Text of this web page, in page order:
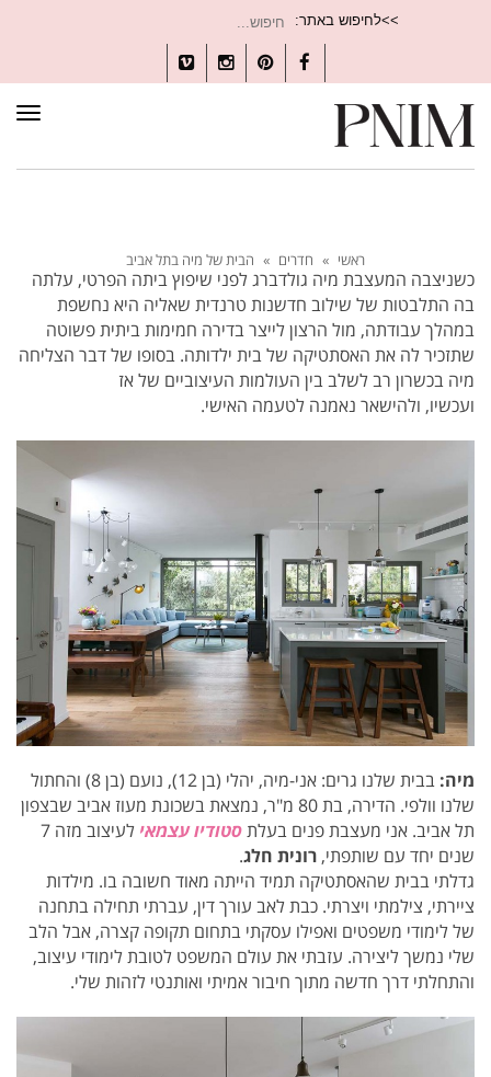
>>לחיפוש באתר:
עבור:
Facebook
Pinterest
Instagram
Vimeo
ראשי » חדרים » הבית של מיה בתל אביב
כשניצבה המעצבת מיה גולדברג לפני שיפוץ ביתה הפרטי, עלתה
בה התלבטות של שילוב חדשנות טרנדית שאליה היא נחשפת
במהלך עבודתה, מול הרצון לייצר בדירה חמימות ביתית פשוטה
שתזכיר לה את האסתטיקה של בית ילדותה. בסופו של דבר הצליחה
מיה בכשרון רב לשלב בין העולמות העיצוביים של אז
ועכשיו, ולהישאר נאמנה לטעמה האישי.
מיה:
בבית שלנו גרים: אני-מיה, יהלי (בן 12), נועם (בן 8) והחתול
שלנו וולפי. הדירה, בת 80 מ"ר, נמצאת בשכונת מעוז אביב שבצפון
תל אביב. אני מעצבת פנים בעלתסטודיו עצמאי
לעיצוב מזה 7
שנים יחד עם שותפתי, רונית חלג.
גדלתי בבית שהאסתטיקה תמיד הייתה מאוד חשובה בו. מילדות
ציירתי, צילמתי ויצרתי. כבת לאב עורך דין, עברתי תחילה בתחנה
של לימודי משפטים ואפילו עסקתי בתחום תקופה קצרה, אבל הלב
שלי נמשך ליצירה. עזבתי את עולם המשפט לטובת לימודי עיצוב,
והתחלתי דרך חדשה מתוך חיבור אמיתי ואותנטי לזהות שלי.